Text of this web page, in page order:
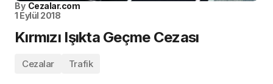
By Cezalar.com
1 Eylül 2018
Kırmızı Işıkta Geçme Cezası
Cezalar Trafik